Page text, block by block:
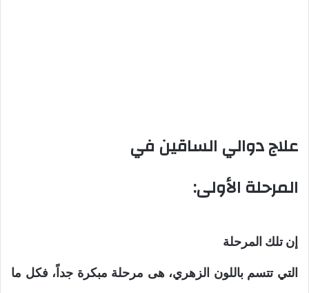
علاج دوالي الساقين في
المرحلة الأولى:
إن تلك المرحلة
التي تتسم باللون الزهري، هى مرحلة مبكرة جداً، فكل ما